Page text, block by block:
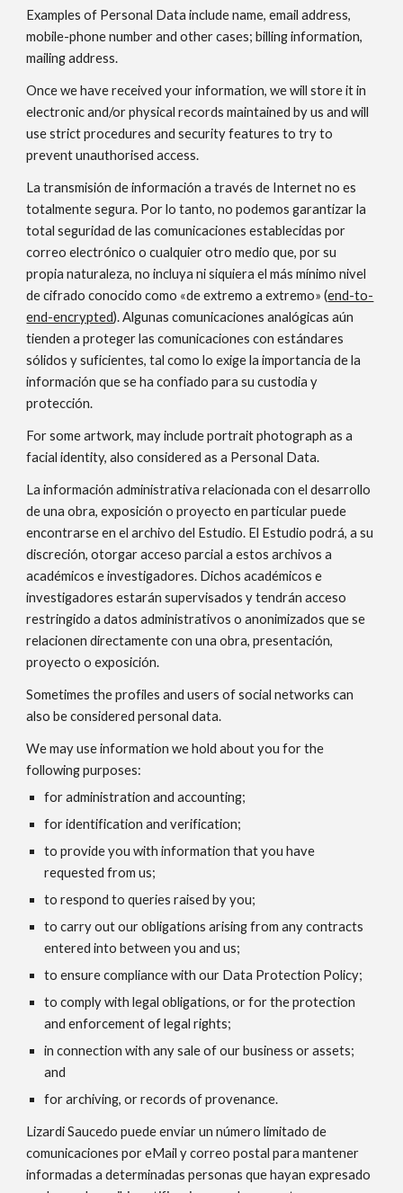
Examples of Personal Data include name, email address,
mobile-phone number and other cases; billing information,
mailing address.
Once we have received your information, we will store it in
electronic and/or physical records maintained by us and will
use strict procedures and security features to try to
prevent unauthorised access.
La transmisión de información a través de Internet no es
totalmente segura. Por lo tanto, no podemos garantizar la
total seguridad de las comunicaciones establecidas por
correo electrónico o cualquier otro medio que, por su
propia naturaleza, no incluya ni siquiera el más mínimo nivel
de cifrado conocido como «de extremo a extremo» (end-to-
end-encrypted). Algunas comunicaciones analógicas aún
tienden a proteger las comunicaciones con estándares
sólidos y suficientes, tal como lo exige la importancia de la
información que se ha confiado para su custodia y
protección.
For some artwork, may include portrait photograph as a
facial identity, also considered as a Personal Data.
La información administrativa relacionada con el desarrollo
de una obra, exposición o proyecto en particular puede
encontrarse en el archivo del Estudio. El Estudio podrá, a su
discreción, otorgar acceso parcial a estos archivos a
académicos e investigadores. Dichos académicos e
investigadores estarán supervisados y tendrán acceso
restringido a datos administrativos o anonimizados que se
relacionen directamente con una obra, presentación,
proyecto o exposición.
Sometimes the profiles and users of social networks can
also be considered personal data.
We may use information we hold about you for the
following purposes:
for administration and accounting;
for identification and verification;
to provide you with information that you have
requested from us;
to respond to queries raised by you;
to carry out our obligations arising from any contracts
entered into between you and us;
to ensure compliance with our Data Protection Policy;
to comply with legal obligations, or for the protection
and enforcement of legal rights;
in connection with any sale of our business or assets;
and
for archiving, or records of provenance.
Lizardi Saucedo puede enviar un número limitado de
comunicaciones por eMail y correo postal para mantener
informadas a determinadas personas que hayan expresado